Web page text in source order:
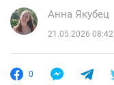
Анна Якубец
21.05.2026 08:42
0